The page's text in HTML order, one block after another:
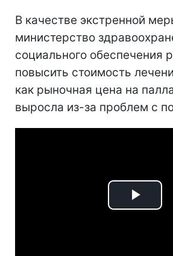
В качестве экстренной
министерство
социального обеспечения
повысить стоимость
как рыночная цена на
выросла из-за проблем с
Play